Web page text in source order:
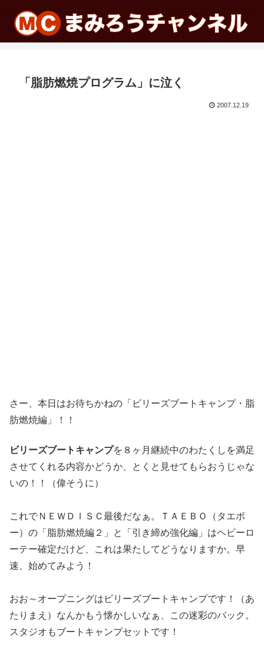
「脂肪燃焼プログラム」に泣く
2007.12.19
さー、本日はお待ちかねの「ビリーズブートキャンプ・脂
肪燃焼編」！！
ビリーズブートキャンプを８ヶ月継続中のわたくしを満足
させてくれる内容かどうか、とくと見せてもらおうじゃな
いの！！（偉そうに）
これでＮＥＷＤＩＳＣ最後だなぁ。ＴＡＥＢＯ（タエボ
ー）の「脂肪燃焼編２」と「引き締め強化編」はヘビーロ
ーテー確定だけど、これは果たしてどうなりますか。早
速、始めてみよう！
おお～オープニングはビリーズブートキャンプです！（あ
たりまえ）なんかもう懐かしいなぁ、この迷彩のバック。
スタジオもブートキャンプセットです！